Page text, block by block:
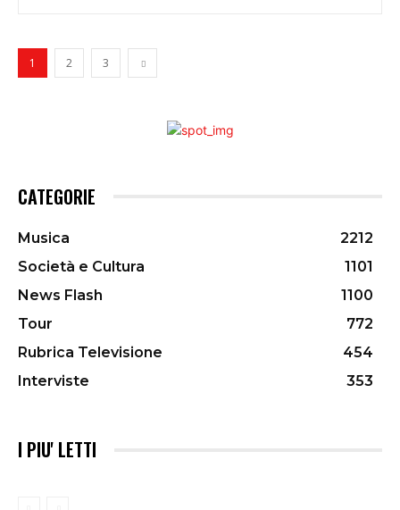
1 2 3
CATEGORIE
Musica
2212
Società e Cultura
1101
News Flash
1100
Tour
772
Rubrica Televisione
454
Interviste
353
I PIU' LETTI